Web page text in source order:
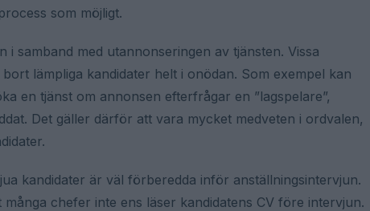
som möjligt.
samband med utannonseringen av tjänsten. Vissa
lämpliga kandidater helt i onödan. Som exempel kan
en tjänst om annonsen efterfrågar en ”lagspelare”,
Det gäller därför att vara mycket medveten i ordvalen,
kandidater är väl förberedda inför anställningsintervjun.
chefer inte ens läser kandidatens CV före intervjun.